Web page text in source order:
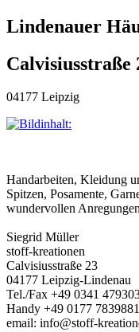
Lindenauer
Calvisiusstraße
04177 Leipzig
Handarbeiten, Kleidung
Spitzen, Posamente,
wundervollen
Siegrid Müller
stoff-kreationen
Calvisiusstraße 23
04177 Leipzig-Lindenau
Tel./Fax +49 0341
Handy +49 0177 7839881
email: info@stoff-